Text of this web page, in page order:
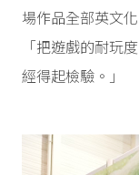
場作品全部英文
「把遊戲的耐玩
經得起檢驗。」